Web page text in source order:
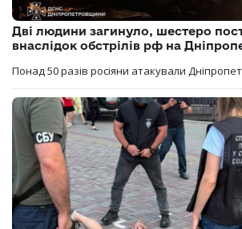
Дві людини загинуло, шестеро
внаслідок обстрілів рф на
Понад 50 разів росіяни атакували